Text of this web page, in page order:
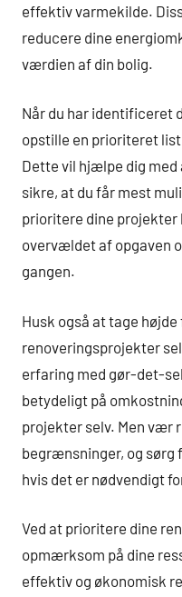
effektiv varmekilde.
reducere dine
værdien af din bolig.
Når du har identificeret
opstille en prioriteret
Dette vil hjælpe dig med
sikre, at du får mest
prioritere dine projekter
overvældet af opgaven
gangen.
Husk også at tage
renoveringsprojekter
erfaring med gør-det-
betydeligt på
projekter selv. Men vær
begrænsninger, og sørg
hvis det er nødvendigt
Ved at prioritere dine
opmærksom på dine
effektiv og økonomisk